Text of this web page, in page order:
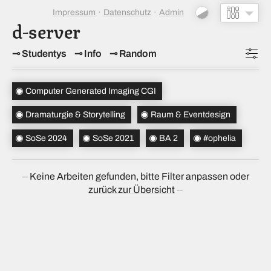
d-server
Studentys Info Random
Impressum Datenschutz Admin
Topics(3)
Studiensemester (2)
Bachelorsemester (1)
Sortierung(↝ zufällig)
Computer Generated Imaging CGI
Dramaturgie & Storytelling Raum & Eventdesign
SoSe 2024 SoSe 2021 BA 2 #ophelia
Keine Arbeiten gefunden, bitte Filter anpassen oder
zurück zur Übersicht